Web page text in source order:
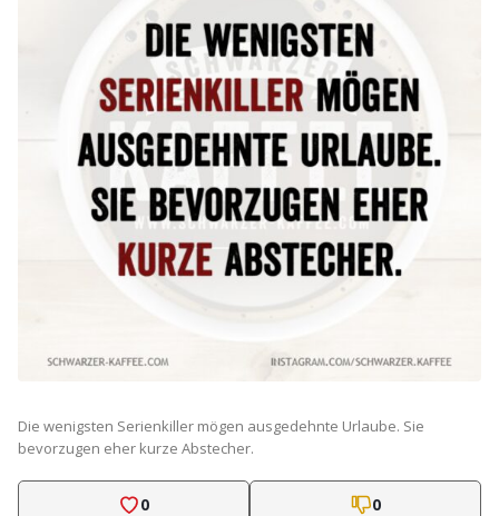
Die wenigsten Serienkiller mögen ausgedehnte Urlaube. Sie
bevorzugen eher kurze Abstecher.
0 0